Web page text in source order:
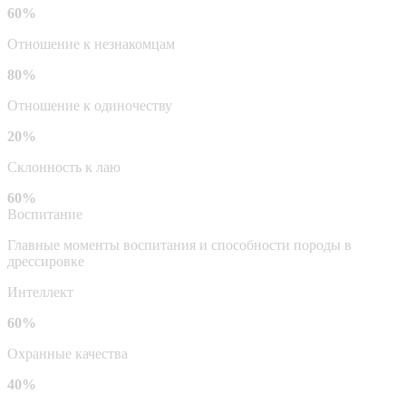
60%
Отношение к незнакомцам
80%
Отношение к одиночеству
20%
Склонность к лаю
60%
Воспитание
Главные моменты воспитания и способности породы в
дрессировке
Интеллект
60%
Охранные качества
40%